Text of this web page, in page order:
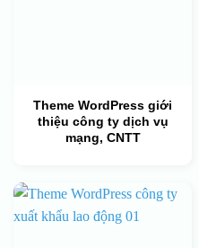
Theme WordPress giới
thiệu công ty dịch vụ
mạng, CNTT